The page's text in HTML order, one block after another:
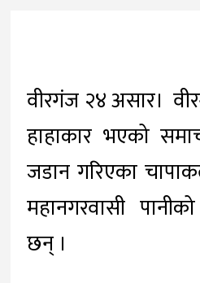
वीरगंज २४ असार।
हाहाकार भएको
जडान गरिएका
महानगरवासी
छन् ।